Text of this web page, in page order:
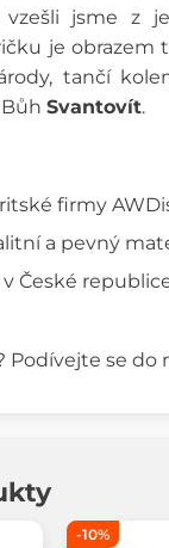
jsme z
je obrazem
tančí
Svantovít.
firmy
a pevný
České
Podívejte se do
-10%